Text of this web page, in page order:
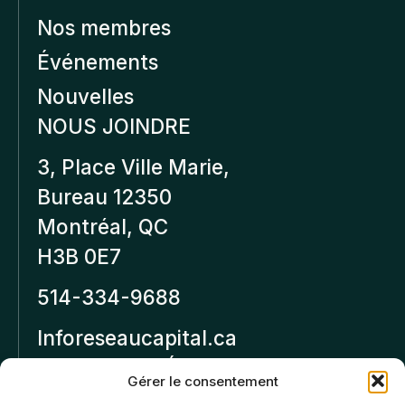
Gérer le consentement
Nos membres
Événements
Nouvelles
NOUS JOINDRE
3, Place Ville Marie,
Bureau 12350
Montréal, QC
H3B 0E7
514-334-9688
Inforeseaucapital.ca